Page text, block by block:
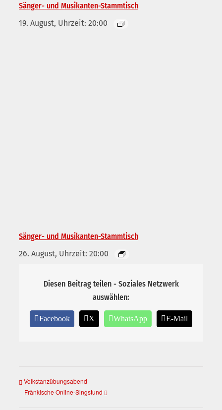
Sänger- und Musikanten-Stammtisch
19. August, Uhrzeit: 20:00
Sänger- und Musikanten-Stammtisch
26. August, Uhrzeit: 20:00
Diesen Beitrag teilen - Soziales Netzwerk
auswählen:
Facebook X WhatsApp E-Mail
Volkstanzübungsabend
Fränkische Online-Singstund